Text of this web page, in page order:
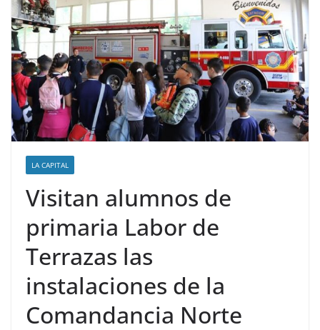
LA CAPITAL
Visitan alumnos de
primaria Labor de
Terrazas las
instalaciones de la
Comandancia Norte